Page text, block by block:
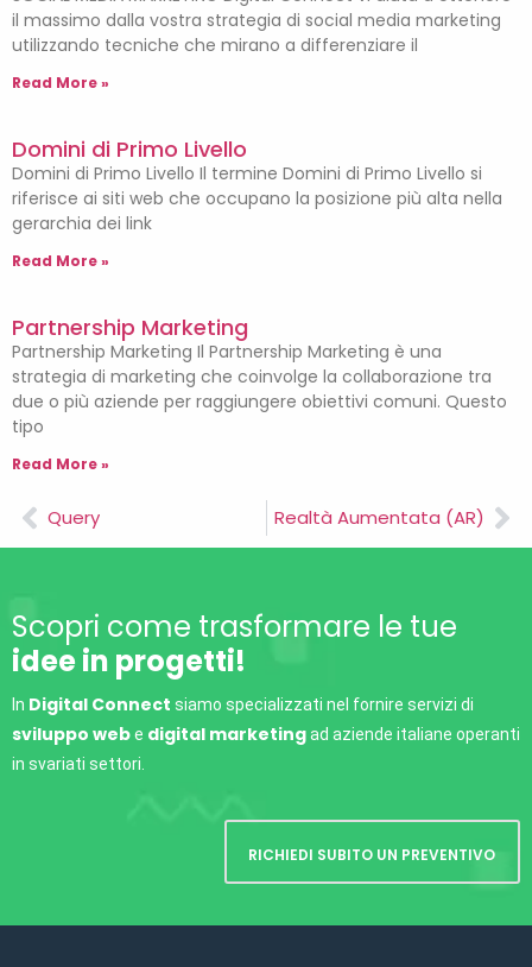
il massimo dalla vostra strategia di social media marketing
utilizzando tecniche che mirano a differenziare il
Read More »
Domini di Primo Livello
Domini di Primo Livello Il termine Domini di Primo Livello si
riferisce ai siti web che occupano la posizione più alta nella
gerarchia dei link
Read More »
Partnership Marketing
Partnership Marketing Il Partnership Marketing è una
strategia di marketing che coinvolge la collaborazione tra
due o più aziende per raggiungere obiettivi comuni. Questo
tipo
Read More »
Query Realtà Aumentata (AR)
Scopri come trasformare le tue
idee in progetti!
In Digital Connect siamo specializzati nel fornire servizi di
sviluppo webe digital marketingad aziende italiane operanti
in svariati settori.
RICHIEDI SUBITO UN PREVENTIVO